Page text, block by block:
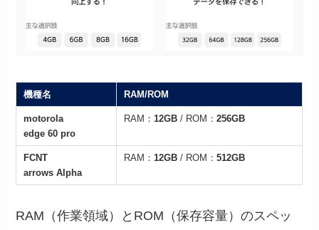
機種名 RAM/ROM
motorola
edge 60 pro
RAM： 12GB / ROM：256GB
FCNT
arrows Alpha
RAM： 12GB / ROM：512GB
RAM（作業領域）とROM（保存容量）のスペッ